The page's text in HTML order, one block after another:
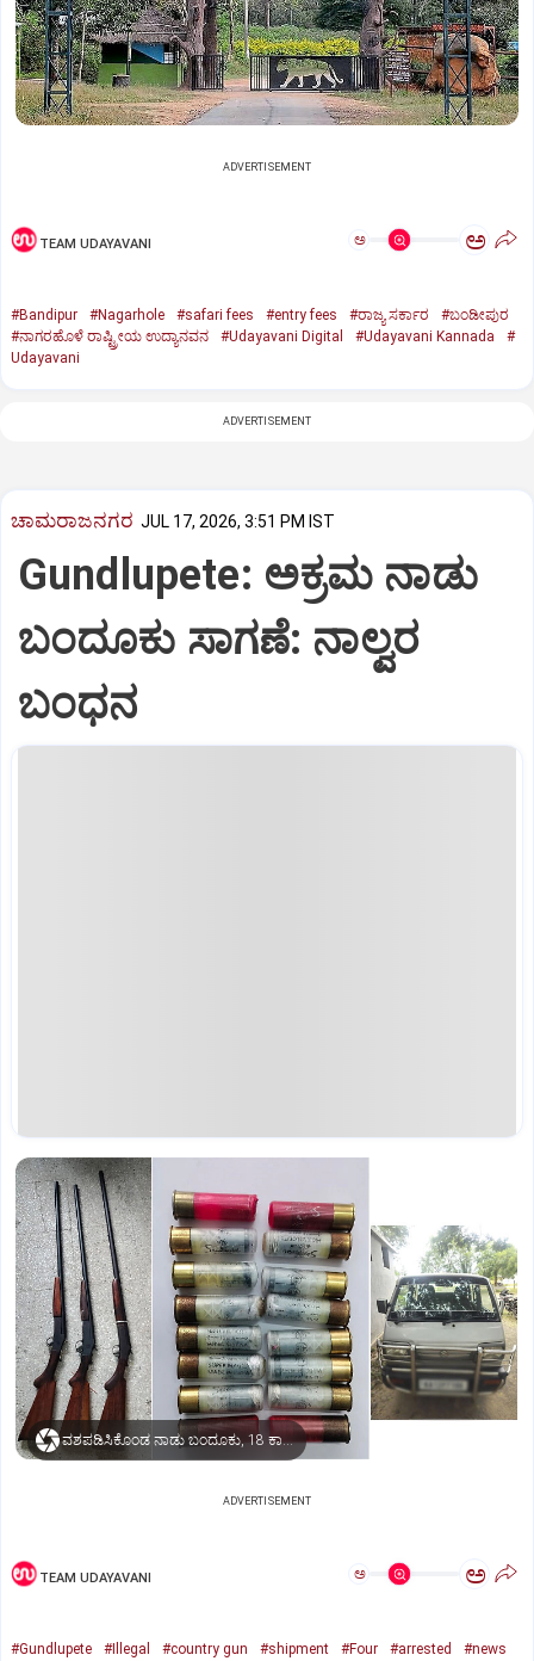
ADVERTISEMENT
TEAM UDAYAVANI ಅ ಅ
#Bandipur #Nagarhole #safari fees #entry fees #ರಾಜ್ಯ ಸರ್ಕಾರ
#ಬಂಡೀಪುರ
#ನಾಗರಹೊಳೆ ರಾಷ್ಟ್ರೀಯ ಉದ್ಯಾನವನ
#Udayavani Digital #Udayavani Kannada
#
Udayavani
ADVERTISEMENT
ಚಾಮರಾಜನಗರ JUL 17, 2026, 3:51 PM IST
Gundlupete: ಅಕ್ರಮ ನಾಡು
ಬಂದೂಕು ಸಾಗಣೆ: ನಾಲ್ವರ
ಬಂಧನ
ವಶಪಡಿಸಿಕೊಂಡ ನಾಡು ಬಂದೂಕು, 18 ಕಾರ್ಟ್ರಿಜ್‌ ಗುಂಡುಗಳು, ಓಮ್ನಿ
ADVERTISEMENT
TEAM UDAYAVANI ಅ ಅ
#Gundlupete #Illegal #country gun #shipment #Four #arrested
#news